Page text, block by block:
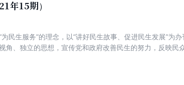
年15期）
为民生服务”的理念，以“讲好民生故事、促进民生发展”为
角、独立的思想，宣传党和政府改善民生的努力，反映民